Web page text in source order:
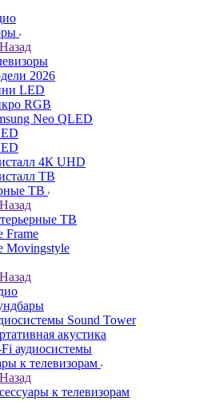
Назад
2026
LED
RGB
Neo QLED
4К UHD
ТВ
ТВ
Назад
ТВ
Frame
Movingstyle
Назад
Sound Tower
акустика
аудиосистемы
к телевизорам
Назад
к телевизорам